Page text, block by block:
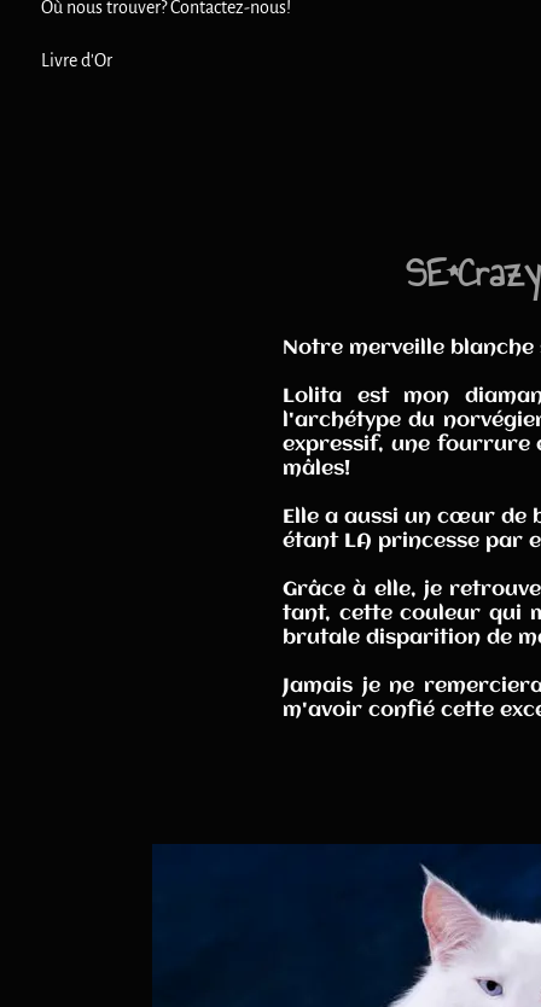
Où nous trouver? Contactez-nous!
Livre d'Or
Notre merveille blanche
Lolita est mon
l'archétype du
expressif, une fourrure
mâles!
Elle a aussi un cœur de
étant LA princesse par
Grâce à elle, je
tant, cette couleur qui
brutale disparition de
Jamais je ne
m'avoir confié cette